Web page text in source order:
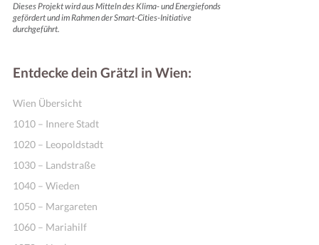
Dieses Projekt wird aus Mitteln des Klima- und Energiefonds
gefördert und im Rahmen der Smart-Cities-Initiative
durchgeführt.
Entdecke dein Grätzl in Wien:
Wien Übersicht
1010 – Innere Stadt
1020 – Leopoldstadt
1030 – Landstraße
1040 – Wieden
1050 – Margareten
1060 – Mariahilf